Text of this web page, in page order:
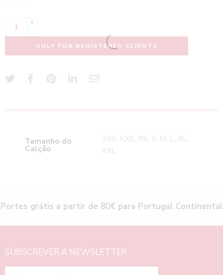
+
-
ONLY FOR REGISTERED CLIENTS
Tamanho do
Calção
3XS, XXS, XS, S, M, L, XL,
XXL
Portes grátis a partir de 80€ para Portugal Continental
SUBSCREVER A NEWSLETTER